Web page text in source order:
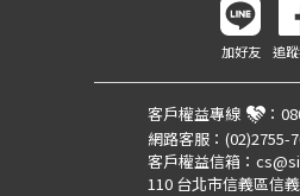
加好友 追
客戶權益專線 ：
網路客服： (02)2755-
客戶權益信箱：
110 台北市信義區信